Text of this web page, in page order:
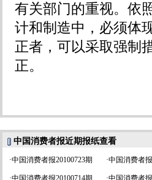
有关部门的重视。依
计和制造中，必须体
正者，可以采取强制
正。
中国消费者报近期报纸查看
·中国消费者报20100723期 ·中国消费者
·中国消费者报20100714期 ·中国消费者